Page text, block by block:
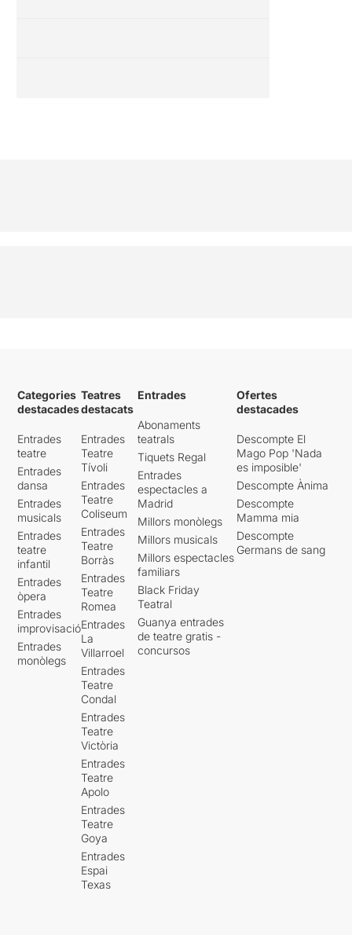
Categories
destacades
Entrades
teatre
Entrades
dansa
Entrades
musicals
Entrades
teatre
infantil
Entrades
òpera
Entrades
improvisació
Entrades
monòlegs
Teatres
destacats
Entrades
Teatre
Tívoli
Entrades
Teatre
Coliseum
Entrades
Teatre
Borràs
Entrades
Teatre
Romea
Entrades
La
Villarroel
Entrades
Teatre
Condal
Entrades
Teatre
Victòria
Entrades
Teatre
Apolo
Entrades
Teatre
Goya
Entrades
Espai
Texas
Entrades
Abonaments
teatrals
Tiquets Regal
Entrades
espectacles a
Madrid
Millors monòlegs
Millors musicals
Millors espectacles
familiars
Black Friday
Teatral
Guanya entrades
de teatre gratis -
concursos
Ofertes
destacades
Descompte El
Mago Pop 'Nada
es imposible'
Descompte Ànima
Descompte
Mamma mia
Descompte
Germans de sang